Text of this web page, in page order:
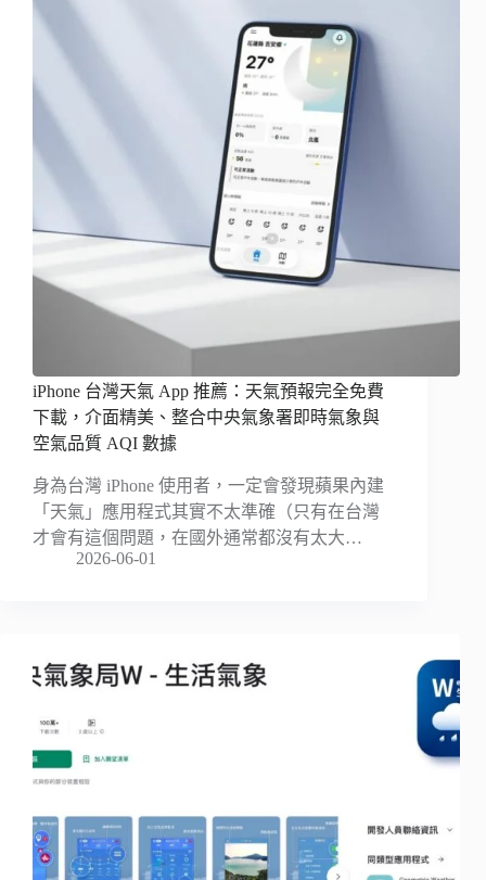
iPhone 台灣天氣 App 推薦：天氣預報完全免費
下載，介面精美、整合中央氣象署即時氣象與
空氣品質 AQI 數據
身為台灣 iPhone 使用者，一定會發現蘋果內建
「天氣」應用程式其實不太準確（只有在台灣
才會有這個問題，在國外通常都沒有太大…
2026-06-01